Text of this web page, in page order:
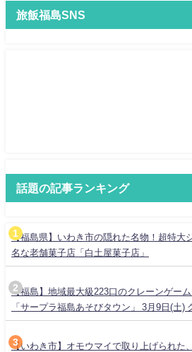
旅飯福島SNS
話題の記事ランキング
【福島県】いわき市の隠れた名物！超特大
名な老舗菓子店「白土屋菓子店」
【福島】地域最大級223口のクレーンゲー
「サープラ福島あそびタウン」 3月9日(土)
【いわき市】オモウマイで取り上げられた